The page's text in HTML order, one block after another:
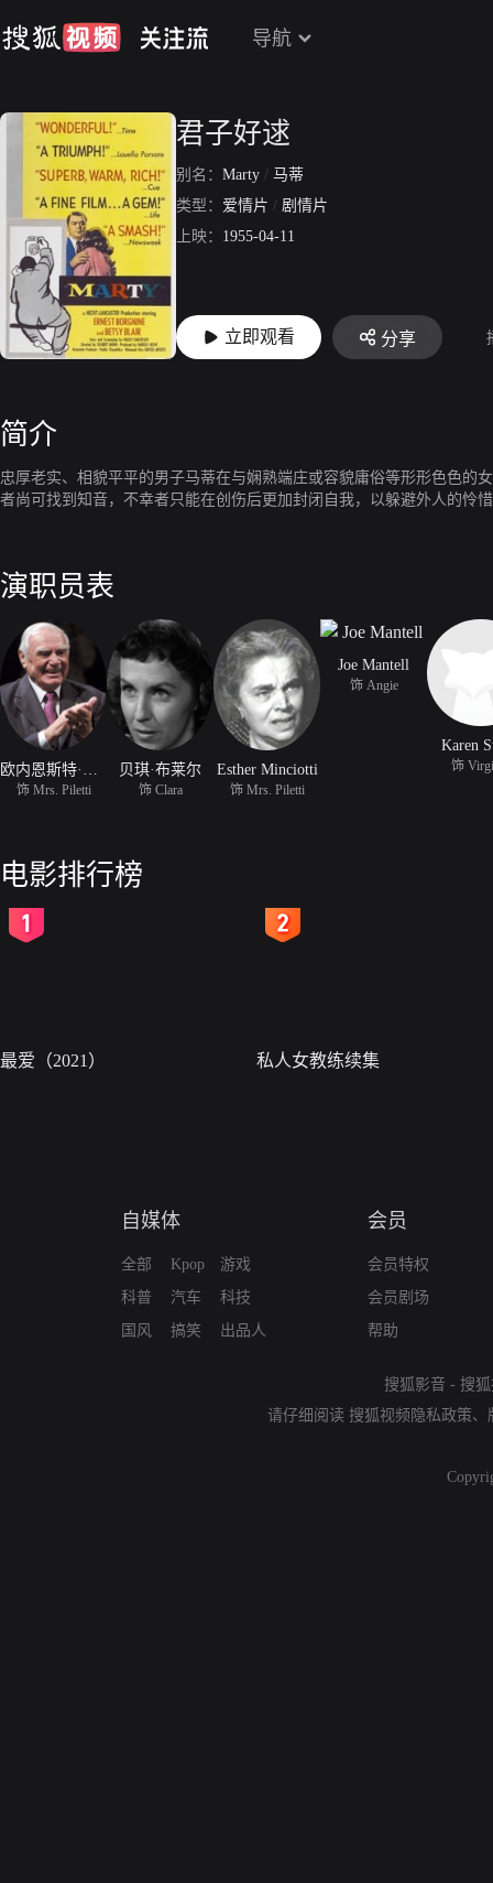
导航
君子好逑
别名： Marty / 马蒂
类型： 爱情片 / 剧情片
上映： 1955-04-11
立即观看 分享
简介
忠厚老实、相貌平平的男子马蒂在与娴熟端庄或容貌庸俗等形形色色的
者尚可找到知音，不幸者只能在创伤后更加封闭自我，以躲避外人的怜
演职员表
饰 Mrs. Piletti
贝琪·布莱尔
饰 Clara
Esther Minciotti
饰 Mrs. Piletti
Joe Mantell
饰 Angie
Karen
饰
电影排行榜
最爱（2021） 私人女教练续集
自媒体
全部
科普
国风
Kpop
汽车
搞笑
游戏
科技
出品人
会员
会员特权
会员剧场
帮助
搜狐影音 - 搜
请仔细阅读 搜狐视频隐私政策、